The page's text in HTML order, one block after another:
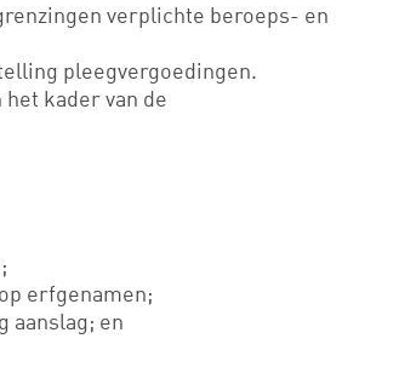
verplichte beroeps- en
pleegvergoedingen.
kader van de
erfgenamen;
aanslag; en